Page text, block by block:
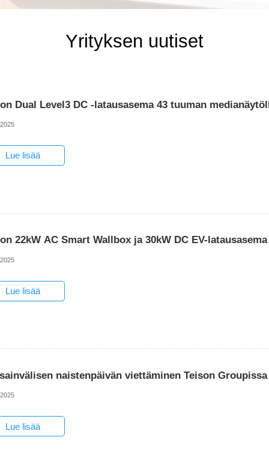
Yrityksen uutiset
Dual Level3 DC -latausasema 43 tuuman
Lue lisää
22kW AC Smart Wallbox ja 30kW DC EV-
Lue lisää
naistenpäivän viettäminen Teison Groupissa
Lue lisää